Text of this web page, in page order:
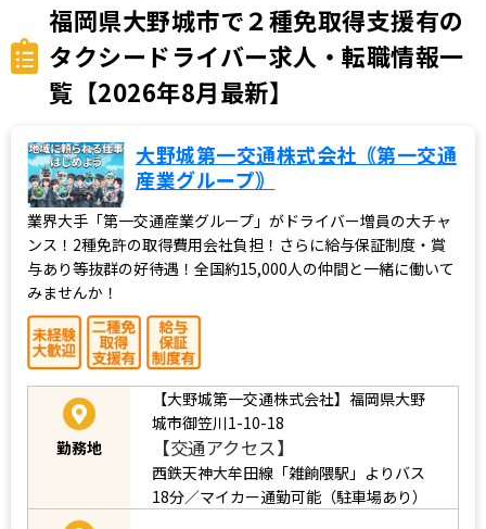
福岡県大野城市で２種免取得支援有の
タクシードライバー求人・転職情報一
覧【2026年8月最新】
大野城第一交通株式会社｟第一交通
産業グループ｠
業界大手「第一交通産業グループ」がドライバー増員の大チャ
ンス！2種免許の取得費用会社負担！さらに給与保証制度・賞
与あり等抜群の好待遇！全国約15,000人の仲間と一緒に働いて
みませんか！
勤務地
【大野城第一交通株式会社】福岡県大野
城市御笠川1-10-18
【交通アクセス】
西鉄天神大牟田線「雑餉隈駅」よりバス
18分／マイカー通勤可能（駐車場あり）